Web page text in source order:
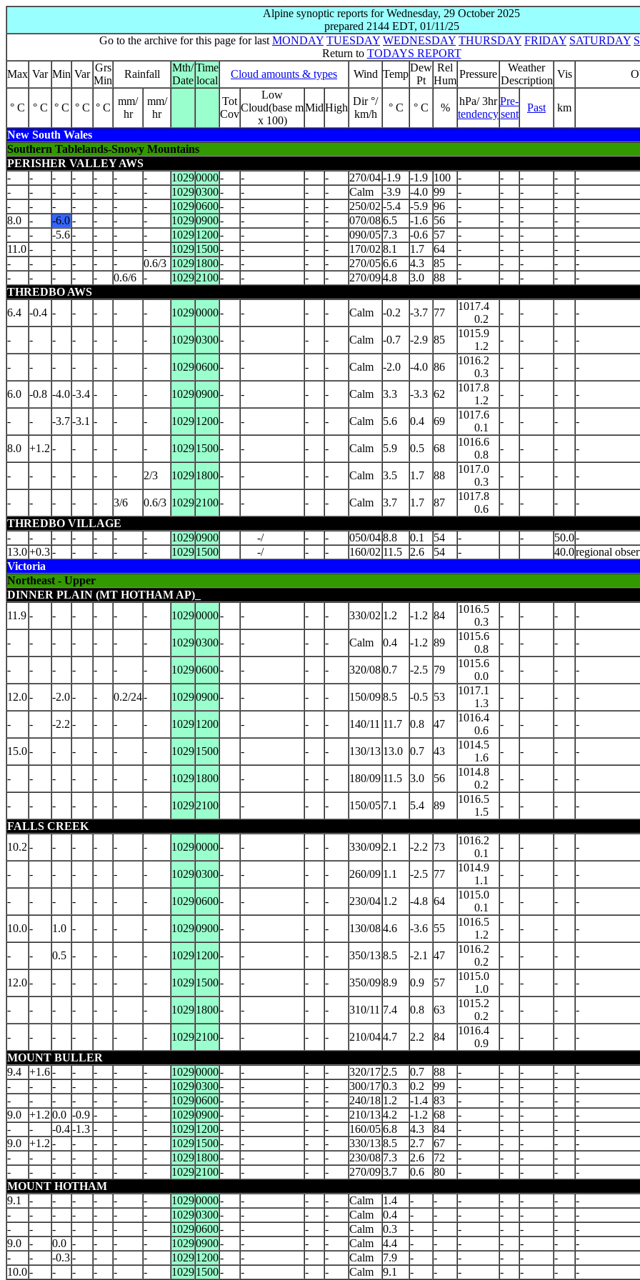
Alpine synoptic reports for Wednesday, 29 October 2025
prepared 2144 EDT, 01/11/25
Go to the archive for this page for last MONDAY TUESDAY WEDNESDAY THURSDAY FRIDAY SATURDAY
Return to TODAYS REPORT
Max Var Min Var
Grs
Min
Rainfall
Mth/
Date
Time
local
Cloud amounts & types Wind Temp
Dew
Pt
Rel
Hum
Pressure
Weather
Description
Vis
° C ° C ° C ° C ° C
mm/
hr
mm/
hr
Tot
Cov
Low
Cloud(base m
x 100)
MidHigh
Dir °/
km/h
° C ° C %
hPa/ 3hr
tendency
Pre-
sent
Past km
New South Wales
Southern Tablelands-Snowy Mountains
PERISHER VALLEY AWS
-
- - - - - - 10290000- - - - 270/04-1.9 -1.9 100 - - - -
-
-
- - - - - - 10290300- - - - Calm -3.9 -4.0 99 - - - -
-
-
- - - - - - 10290600- - - - 250/02 -5.4 -5.9 96 - - - -
-
8.0
- -6.0- - - - 10290900- - - - 070/086.5 -1.6 56 - - - -
-
-
- -5.6- - - - 10291200- - - - 090/05 7.3 -0.6 57 - - - -
-
11.0 - - - - - - 10291500- - - - 170/02 8.1 1.7 64 - - - -
-
-
- - - - - 0.6/3 10291800- - - - 270/056.6 4.3 85 - - - -
-
-
- - - - 0.6/6 - 10292100- - - - 270/094.8 3.0 88 - - - -
-
THREDBO AWS
6.4
-0.4 - - - - - 10290000- - - - Calm -0.2 -3.7 77
1017.4
0.2
- - - -
- - - - - - - 10290300- - - - Calm -0.7 -2.9 85
1015.9
1.2
- - - -
- - - - - - - 10290600- - - - Calm -2.0 -4.0 86
1016.2
0.3
- - - -
6.0 -0.8 -4.0-3.4 - - - 10290900- - - - Calm 3.3 -3.3 62
1017.8
1.2
- - - -
- - -3.7-3.1 - - - 10291200- - - - Calm 5.6 0.4 69
1017.6
0.1
- - - -
8.0 +1.2 - - - - - 10291500- - - - Calm 5.9 0.5 68
1016.6
0.8
- - - -
- - - - - - 2/3 10291800- - - - Calm 3.5 1.7 88
1017.0
0.3
- - - -
- - - - - 3/6 0.6/3 10292100- - - - Calm 3.7 1.7 87
1017.8
0.6
- - -
-
THREDBO VILLAGE
-
- - - - - - 10290900 -/ - - 050/048.8 0.1 54 - - 50.0-
13.0+0.3- - - - - 10291500 -/ - - 160/02 11.5 2.6 54 - 40.0regional
Victoria
Northeast - Upper
DINNER PLAIN (MT HOTHAM AP)_
11.9 - - - - - - 10290000- - - - 330/02 1.2 -1.2 84
1016.5
0.3
- - - -
- - - - - - - 10290300- - - - Calm 0.4 -1.2 89
1015.6
0.8
- - - -
- - - - - - - 10290600- - - - 320/080.7 -2.5 79
1015.6
0.0
- - - -
12.0- -2.0- - 0.2/24- 10290900- - - - 150/098.5 -0.5 53
1017.1
1.3
- - - -
- - -2.2 - - - - 10291200 - - - 140/11 11.7 0.8 47
1016.4
0.6
- - - -
15.0- - - - - - 10291500 - - - 130/13 13.0 0.7 43
1014.5
1.6
- - - -
- - - - - - - 10291800 - - - 180/09 11.5 3.0 56
1014.8
0.2
- - - -
- - - - - - - 10292100 - - - 150/05 7.1 5.4 89
1016.5
1.5
- - -
-
FALLS CREEK
10.2 - - - - - - 10290000- - - - 330/09 2.1 -2.2 73
1016.2
0.1
- - - -
- - - - - - - 10290300- - - - 260/09 1.1 -2.5 77
1014.9
1.1
- - - -
- - - - - - - 10290600- - - - 230/04 1.2 -4.8 64
1015.0
0.1
- - - -
10.0- 1.0 - - - - 10290900- - - - 130/084.6 -3.6 55
1016.5
1.2
- - - -
- - 0.5 - - - - 10291200- - - - 350/138.5 -2.1 47
1016.2
0.2
- - - -
12.0- - - - - - 10291500- - - - 350/098.9 0.9 57
1015.0
1.0
- - - -
- - - - - - - 10291800- - - - 310/11 7.4 0.8 63
1015.2
0.2
- - - -
- - - - - - - 10292100- - - - 210/044.7 2.2 84
1016.4
0.9
- - -
-
MOUNT BULLER
9.4
+1.6- - - - - 10290000- - - - 320/17 2.5 0.7 88 - - - -
-
-
- - - - - - 10290300- - - - 300/170.3 0.2 99 - - - -
-
-
- - - - - - 10290600- - - - 240/18 1.2 -1.4 83 - - - -
-
9.0
+1.2 0.0 -0.9 - - - 10290900- - - - 210/134.2 -1.2 68 - - - -
-
-
- -0.4-1.3 - - - 10291200- - - - 160/056.8 4.3 84 - - - -
-
9.0
+1.2 - - - - - 10291500- - - - 330/138.5 2.7 67 - - - -
-
-
- - - - - - 10291800- - - - 230/08 7.3 2.6 72 - - - -
-
-
- - - - - - 10292100- - - - 270/093.7 0.6 80 - - - -
-
MOUNT HOTHAM
9.1
- - - - - - 10290000- - - - Calm 1.4 - - - - - -
-
-
- - - - - - 10290300- - - - Calm 0.4 - - - - - -
-
-
- - - - - - 10290600- - - - Calm 0.3 - - - - - -
-
9.0
- 0.0 - - - - 10290900- - - - Calm 4.4 - - - - - -
-
-
- -0.3- - - - 10291200- - - - Calm 7.9 - - - - - -
-
10.0- - - - - - 10291500- - - - Calm 9.1 - - - - - - -